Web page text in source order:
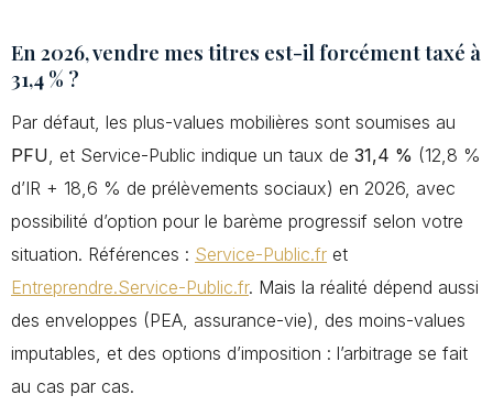
En 2026, vendre mes titres est-il forcément taxé à
31,4 % ?
Par défaut, les plus-values mobilières sont soumises au
PFU , et Service-Public indique un taux de 31,4 % (12,8 %
d’IR + 18,6 % de prélèvements sociaux) en 2026, avec
possibilité d’option pour le barème progressif selon votre
situation. Références : Service-Public.fr et
Entreprendre.Service-Public.fr. Mais la réalité dépend aussi
des enveloppes (PEA, assurance-vie), des moins-values
imputables, et des options d’imposition : l’arbitrage se fait
au cas par cas.